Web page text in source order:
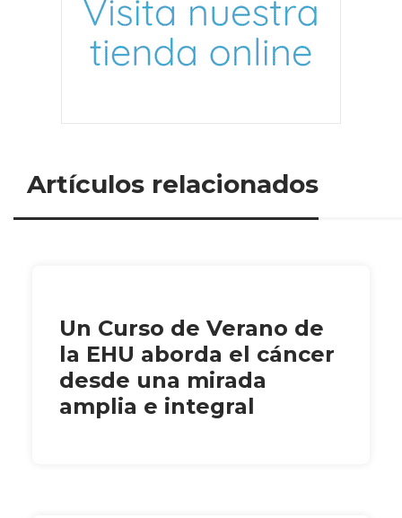
Artículos relacionados
Un Curso de Verano de
la EHU aborda el cáncer
desde una mirada
amplia e integral